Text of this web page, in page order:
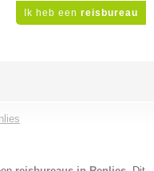
Ik heb een reisbureau